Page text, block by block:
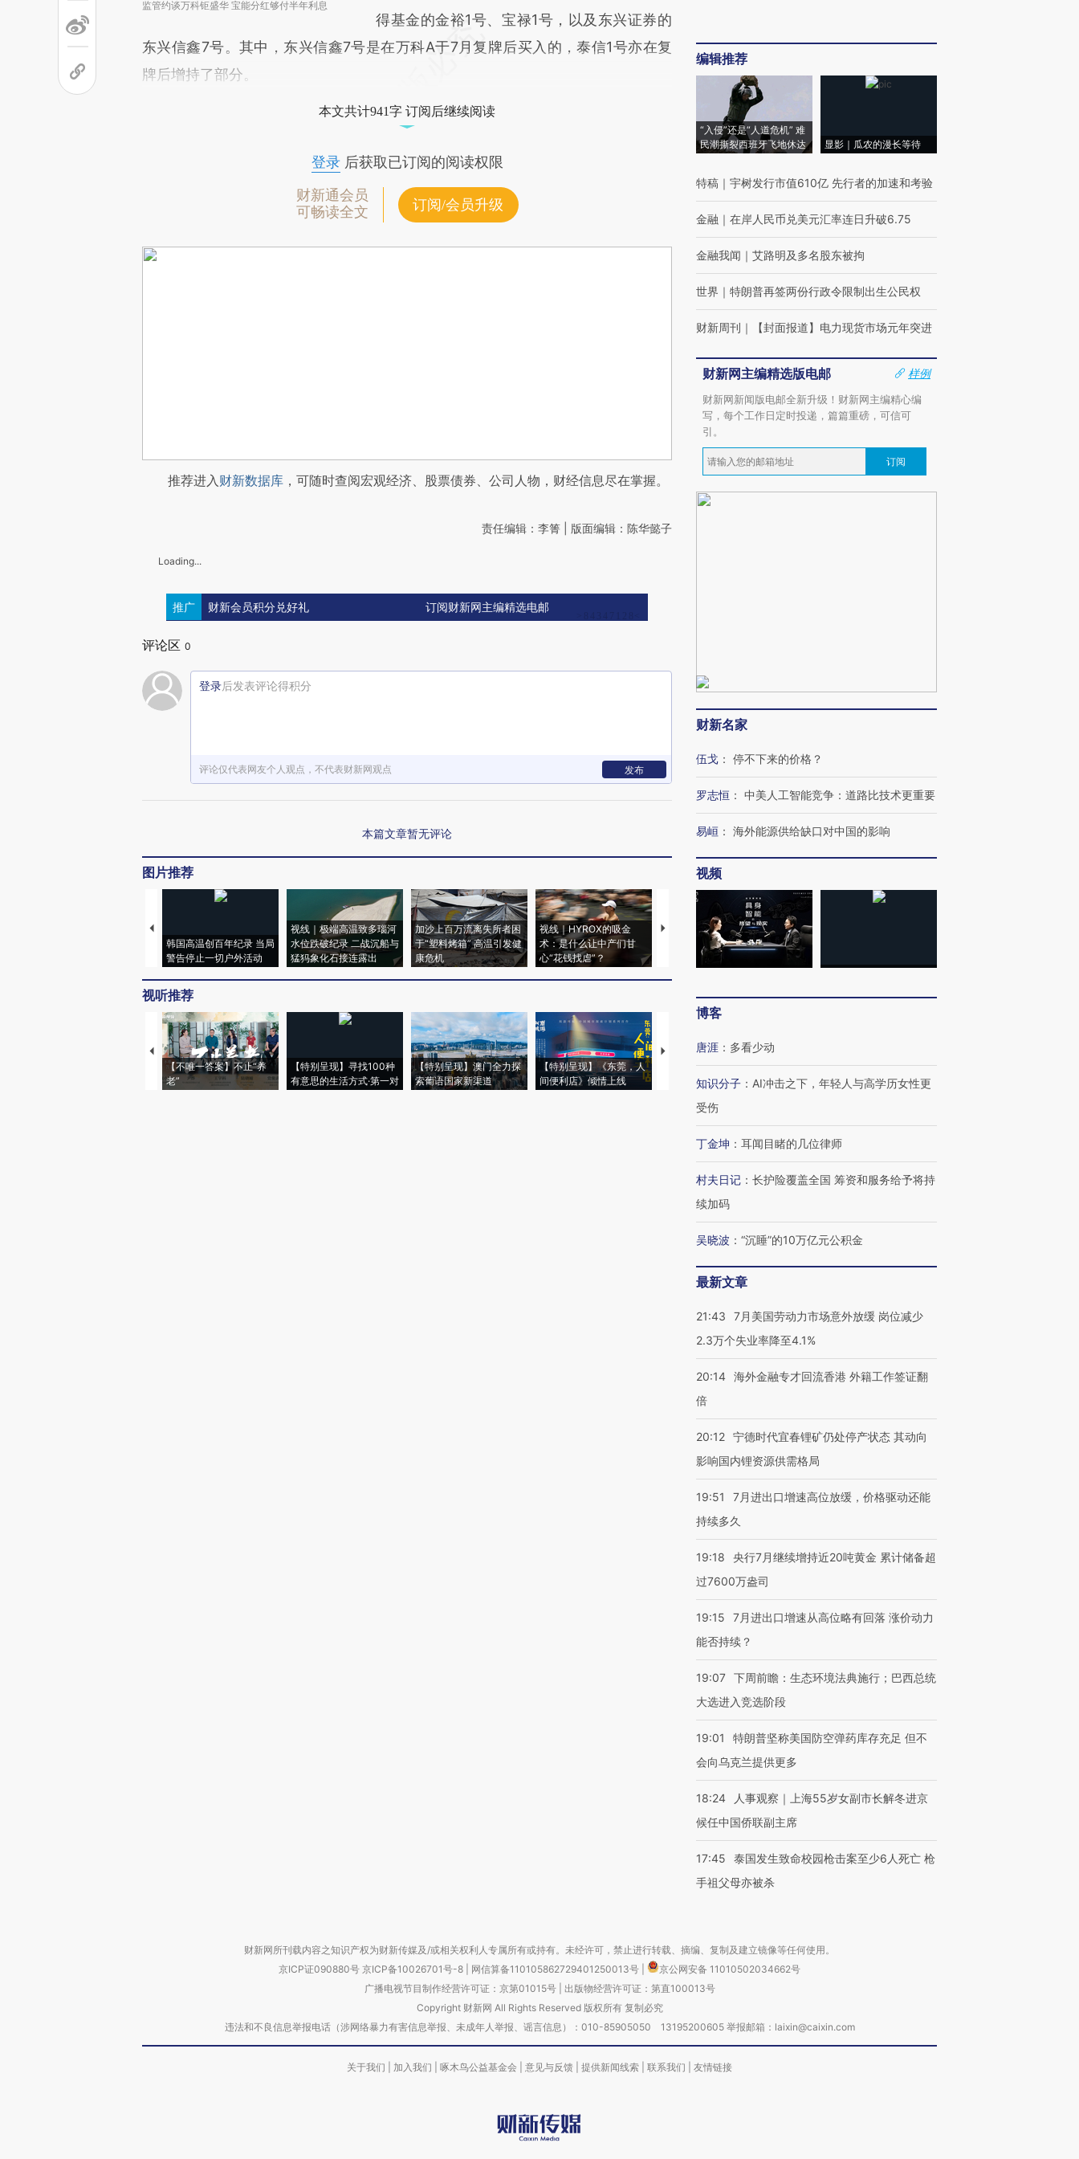
监管约谈万科钜盛华 宝能分红够付半年利息
得基金的金裕1号、宝禄1号，以及东兴证券的
东兴信鑫7号。其中，东兴信鑫7号是在万科A于7月复牌后买入的，泰信1号亦在复
牌后增持了部分。
本文共计941字 订阅后继续阅读
登录后获取已订阅的阅读权限
财新通会员
可畅读全文
订阅/会员升级
推荐进入财新数据库 ，可随时查阅宏观经济、股票债券、公司人物，财经信息尽在掌握。
责任编辑：李箐 | 版面编辑：陈华懿子
Loading...
推广 财新会员积分兑好礼 订阅财新网主编精选电邮
评论区 0
登录后发表评论得积分
评论仅代表网友个人观点，不代表财新网观点 发布
本篇文章暂无评论
图片推荐
韩国高温创百年纪录 当局
警告停止一切户外活动
视线｜极端高温致多瑙河
水位跌破纪录 二战沉船与
猛犸象化石接连露出
加沙上百万流离失所者困
于“塑料烤箱” 高温引发健
康危机
视线｜HYROX的吸金
术：是什么让中产们甘
心“花钱找虐”？
马航飞行员跨国走私7万
粒摇头丸 尿检体内含3种
视线｜被称为“蟑螂”的印
度Z世代 用街头抗争将教
育部长拱下台
视听推荐
【不唯一答案】不止“养
老”
【特别呈现】寻找100种
有意思的生活方式·第一对
【特别呈现】澳门全力探
索葡语国家新渠道
【特别呈现】《东莞，人
间便利店》倾情上线
【推广】走进第四届链博
会，让数智科技“链”接产
【特别呈现】寻找100种
有意思的生活方式·第三对
CFO：不靠规模取胜，华
住三大增长引擎是什么？
编辑推荐
“入侵”还是“人道危机” 难
民潮撕裂西班牙飞地休达
显影｜瓜农的漫长等待
特稿 ｜ 宇树发行市值610亿 先行者的加速和考验
金融 ｜ 在岸人民币兑美元汇率连日升破6.75
金融我闻 ｜ 艾路明及多名股东被拘
世界 ｜ 特朗普再签两份行政令限制出生公民权
财新周刊 ｜ 【封面报道】电力现货市场元年突进
财新网主编精选版电邮
样例
财新网新闻版电邮全新升级！财新网主编精心编
写，每个工作日定时投递，篇篇重磅，可信可
引。
订阅
财新名家
伍戈 ： 停不下来的价格？
罗志恒 ： 中美人工智能竞争：道路比技术更重要
易峘 ： 海外能源供给缺口对中国的影响
视频
博客
唐涯 ： 多看少动
知识分子 ： AI冲击之下，年轻人与高学历女性更
受伤
丁金坤 ： 耳闻目睹的几位律师
村夫日记 ： 长护险覆盖全国 筹资和服务给予将持
续加码
吴晓波 ： “沉睡”的10万亿元公积金
最新文章
21:43
7月美国劳动力市场意外放缓 岗位减少
2.3万个失业率降至4.1%
20:14 海外金融专才回流香港 外籍工作签证翻
倍
20:12 宁德时代宜春锂矿仍处停产状态 其动向
影响国内锂资源供需格局
19:51
7月进出口增速高位放缓，价格驱动还能
持续多久
19:18
央行7月继续增持近20吨黄金 累计储备超
过7600万盎司
19:15
7月进出口增速从高位略有回落 涨价动力
能否持续？
19:07 下周前瞻：生态环境法典施行；巴西总统
大选进入竞选阶段
19:01
特朗普坚称美国防空弹药库存充足 但不
会向乌克兰提供更多
18:24
人事观察｜上海55岁女副市长解冬进京
候任中国侨联副主席
17:45
泰国发生致命校园枪击案至少6人死亡 枪
手祖父母亦被杀
财新网所刊载内容之知识产权为财新传媒及/或相关权利人专属所有或持有。未经许可，禁止进行转载、摘编、复制及建立镜像等任何使用。
京ICP证090880号 京ICP备10026701号-8 网信算备110105862729401250013号
京公网安备 11010502034662号
广播电视节目制作经营许可证：京第01015号| 出版物经营许可证：第直100013号
Copyright 财新网 All Rights Reserved 版权所有 复制必究
违法和不良信息举报电话（涉网络暴力有害信息举报、未成年人举报、谣言信息）：010-85905050 13195200605 举报邮箱：laixin@caixin.com
关于我们 加入我们 啄木鸟公益基金会 意见与反馈 提供新闻线索 联系我们 友情链接